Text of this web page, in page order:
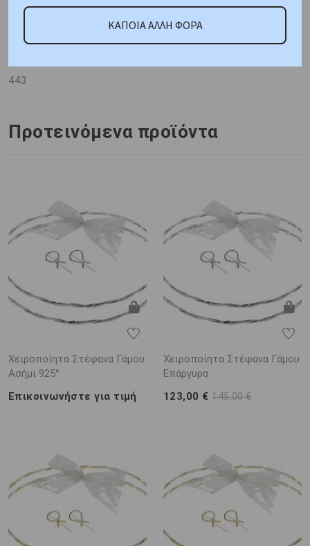
Πλατίνωμα
443
Προτεινόμενα προϊόντα
Χειροποίητα Στέφανα Γάμου
Ασήμι 925°
Επικοινωνήστε για τιμή
Χειροποίητα Στέφανα Γάμου
Επάργυρα
123,00 €145,00 €
ΚΑΠΟΙΑ ΑΛΛΗ ΦΟΡΑ